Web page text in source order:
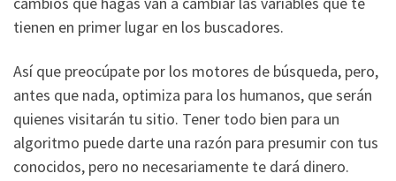
tienen en primer lugar en los buscadores.
Así que preocúpate por los motores de búsqueda, pero,
antes que nada, optimiza para los humanos, que serán
quienes visitarán tu sitio. Tener todo bien para un
algoritmo puede darte una razón para presumir con tus
conocidos, pero no necesariamente te dará dinero.